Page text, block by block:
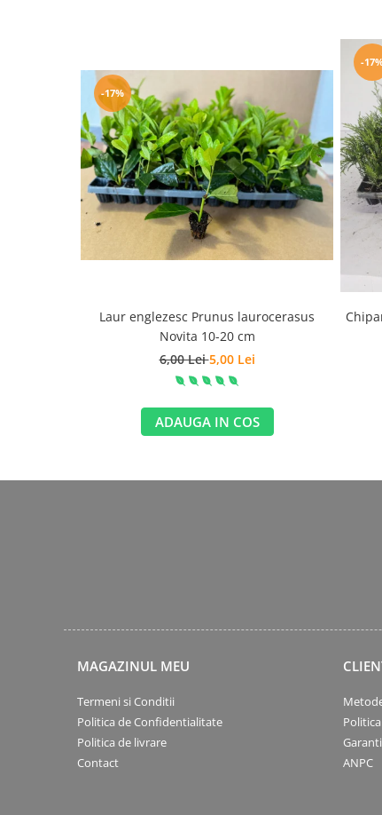
-17%
Laur englezesc Prunus laurocerasus
Novita 10-20 cm
6,00 Lei5,00 Lei
ADAUGA IN COS
-
MAGAZINUL MEU
Termeni si Conditii
Politica de Confidentialitate
Politica de livrare
Contact
ANPC